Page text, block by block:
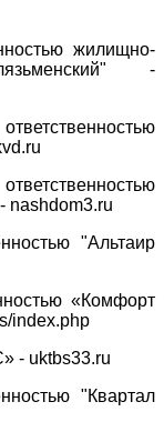
жилищно-
-
nashdom3.ru
"Альтаир
«Комфорт
index.php
- uktbs33.ru
"Квартал